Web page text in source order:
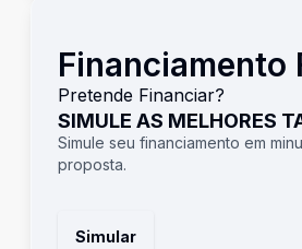
Financiamento
Pretende Financiar?
SIMULE AS MELHORES
Simule seu financiamento em
proposta.
Simular